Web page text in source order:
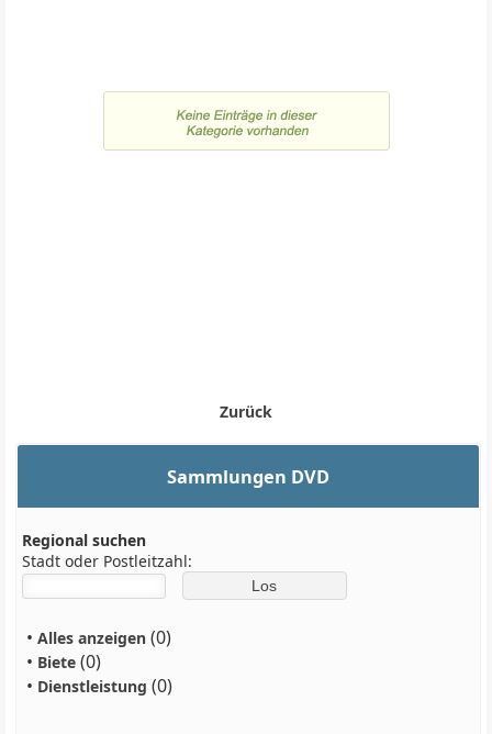
Zurück
Sammlungen DVD
Regional suchen
Stadt oder Postleitzahl:
• Alles anzeigen(0)
• Biete(0)
• Dienstleistung (0)